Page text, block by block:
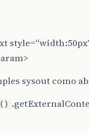
sysout como